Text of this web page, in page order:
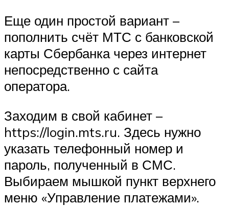
Еще один простой вариант –
пополнить счёт МТС с банковской
карты Сбербанка через интернет
непосредственно с сайта
оператора.
Заходим в свой кабинет –
https://login.mts.ru. Здесь нужно
указать телефонный номер и
пароль, полученный в СМС.
Выбираем мышкой пункт верхнего
меню «Управление платежами».